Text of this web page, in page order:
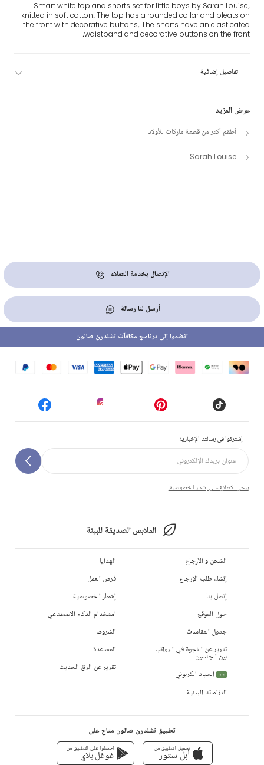
عرض المزيد
أطقم أكثر من قطعة ماركات للأولاد
Sarah Louise
Smart white top and shorts set for little boys by Sarah Louise,
knitted in soft cotton. The top has a rounded collar and pleats on
the front with decorative buttons. The shorts have an elasticated
waistband and decorative buttons on the front.
تفاصيل إضافية
الإتصال بخدمة العملاء
أرسل لنا رسالة
إشتركوا في رسالتنا الإخبارية
يرجى الاطلاع على إشعار الخصوصية.
الملابس الصديقة للبيئة
انضموا إلى برنامج مكافآت تشلدرن صالون
الشحن و الأرجاع
إنشاء طلب الإرجاع
إتصل بنا
حول الموقع
جدول المقاسات
تقرير عن الفجوة في الرواتب
بين الجنسين
جديد
الحياد الكربوني
التزاماتنا البيئية
الهدايا
فرص العمل
إشعار الخصوصية
استخدام الذكاء الاصطناعي
الشروط
المساعدة
تقرير عن الرق الحديث
تطبيق تشلدرن صالون متاح على
تحميل التطبيق من
أبل ستور
احصلوا على التطبيق من
غوغل بلاي